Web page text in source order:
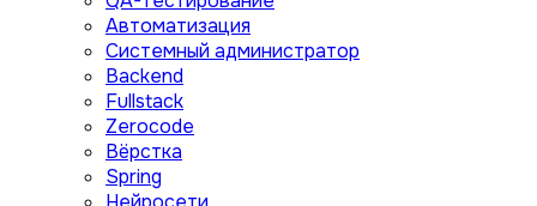
Автоматизация
Системный администратор
Backend
Fullstack
Zerocode
Вёрстка
Spring